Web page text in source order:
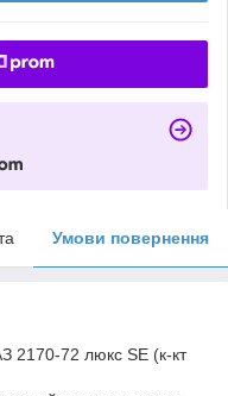
Умови повернення
2170-72 люкс SE (к-кт